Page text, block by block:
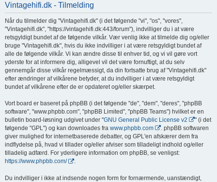
Vintagehifi.dk - Tilmelding
Når du tilmelder dig "Vintagehifi.dk" (i det følgende "vi", "os", "vores",
"Vintagehifi.dk", "https://vintagehifi.dk:443/forum"), indvilliger du i at være
retsgyldigt bundet af de følgende vilkår. Vær venlig ikke at tilmelde dig og/eller
bruge "Vintagehifi.dk", hvis du ikke indvilliger i at være retsgyldigt bundet af
alle de følgende vilkår. Vi kan ændre disse til enhver tid, og vi vil gøre vort
yderste for at informere dig, alligevel vil det være fornuftigt, at du selv
gennemgår disse vilkår regelmæssigt, da din fortsatte brug af "Vintagehifi.dk"
efter ændringer af vilkårene betyder, at du indvilliger i at være retsgyldigt
bundet af vilkårene efter de er opdateret og/eller skærpet.
Vort board er baseret på phpBB (i det følgende "de", "dem", "deres", "phpBB
software", "www.phpbb.com", "phpBB Limited", "phpBB Teams") hvilket er en
bulletin board-løsning udgivet under "GNU General Public License v2
" (i det
følgende "GPL") og kan downloades fra www.phpbb.com
. phpBB softwaren
giver mulighed for internetbaserede debatter, og GPL'en afskærer dem fra
indflydelse på, hvad vi tillader og/eller afviser som tilladeligt indhold og/eller
tilladelig adfærd. For yderligere information om phpBB, se venligst:
https://www.phpbb.com/
.
Du indvilliger i ikke at indsende nogen form for fornærmende, uanstændigt,